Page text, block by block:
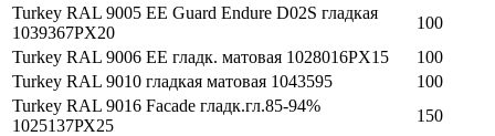
Turkey RAL 9005 ЕЕ Guard Endure D02S гладкая
1039367PX20
100
Turkey RAL 9006 EE гладк. матовая 1028016PX15
100
Turkey RAL 9010 гладкая матовая 1043595
100
Turkey RAL 9016 Facade гладк.гл.85-94%
1025137РХ25
150